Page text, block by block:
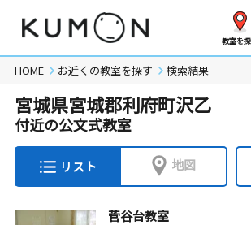
教室を
HOME お近くの教室を探す 検索結果
宮城県宮城郡利府町沢乙
付近の公文式教室
リスト 地図
菅谷台教室